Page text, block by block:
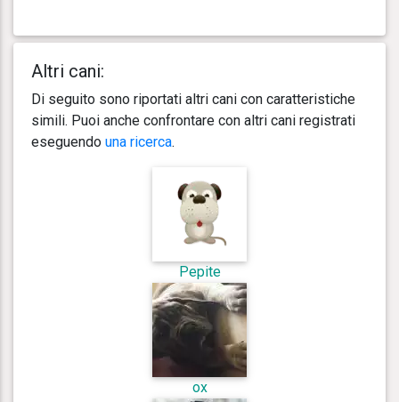
Altri cani:
Di seguito sono riportati altri cani con caratteristiche
simili. Puoi anche confrontare con altri cani registrati
eseguendo una ricerca.
Pepite
ox